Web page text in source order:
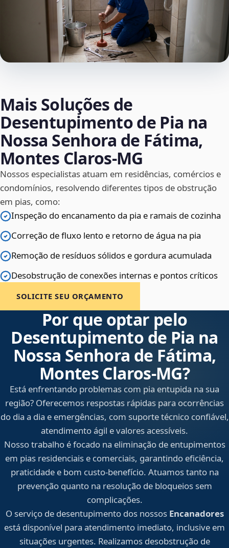
Mais Soluções de
Desentupimento de Pia na
Nossa Senhora de Fátima,
Montes Claros‑MG
Nossos especialistas atuam em residências, comércios e
condomínios, resolvendo diferentes tipos de obstrução
em pias, como:
Inspeção do encanamento da pia e ramais de cozinha
Correção de fluxo lento e retorno de água na pia
Remoção de resíduos sólidos e gordura acumulada
Desobstrução de conexões internas e pontos críticos
SOLICITE SEU ORÇAMENTO
Por que optar pelo
Desentupimento de Pia na
Nossa Senhora de Fátima,
Montes Claros‑MG?
Está enfrentando problemas com pia entupida na sua
região? Oferecemos respostas rápidas para ocorrências
do dia a dia e emergências, com suporte técnico confiável,
atendimento ágil e valores acessíveis.
Nosso trabalho é focado na eliminação de entupimentos
em pias residenciais e comerciais, garantindo eficiência,
praticidade e bom custo-benefício. Atuamos tanto na
prevenção quanto na resolução de bloqueios sem
complicações.
O serviço de desentupimento dos nossos Encanadores
está disponível para atendimento imediato, inclusive em
situações urgentes. Realizamos desobstrução de